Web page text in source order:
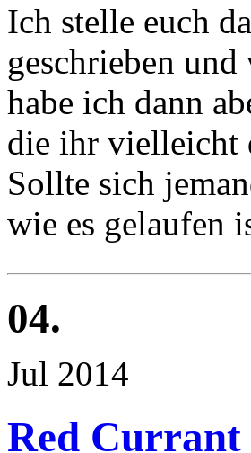
Ich stelle euch
geschrieben
habe ich dann
die ihr vielleicht
Sollte sich
wie es gelaufen
04.
Jul 2014
Red